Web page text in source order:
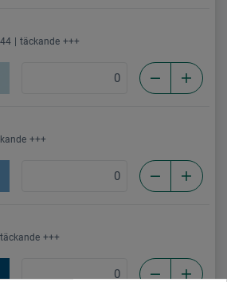
44 täckande +++
+++
+++